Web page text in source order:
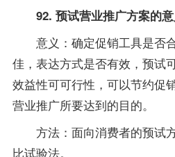
92. 预试营业推广方案的
意义：确定促销工具是否
佳，表达方式是否有效，预试
效益性可可行性，可以节约促
营业推广所要达到的目的。
方法：面向消费者的预试
比试验法。